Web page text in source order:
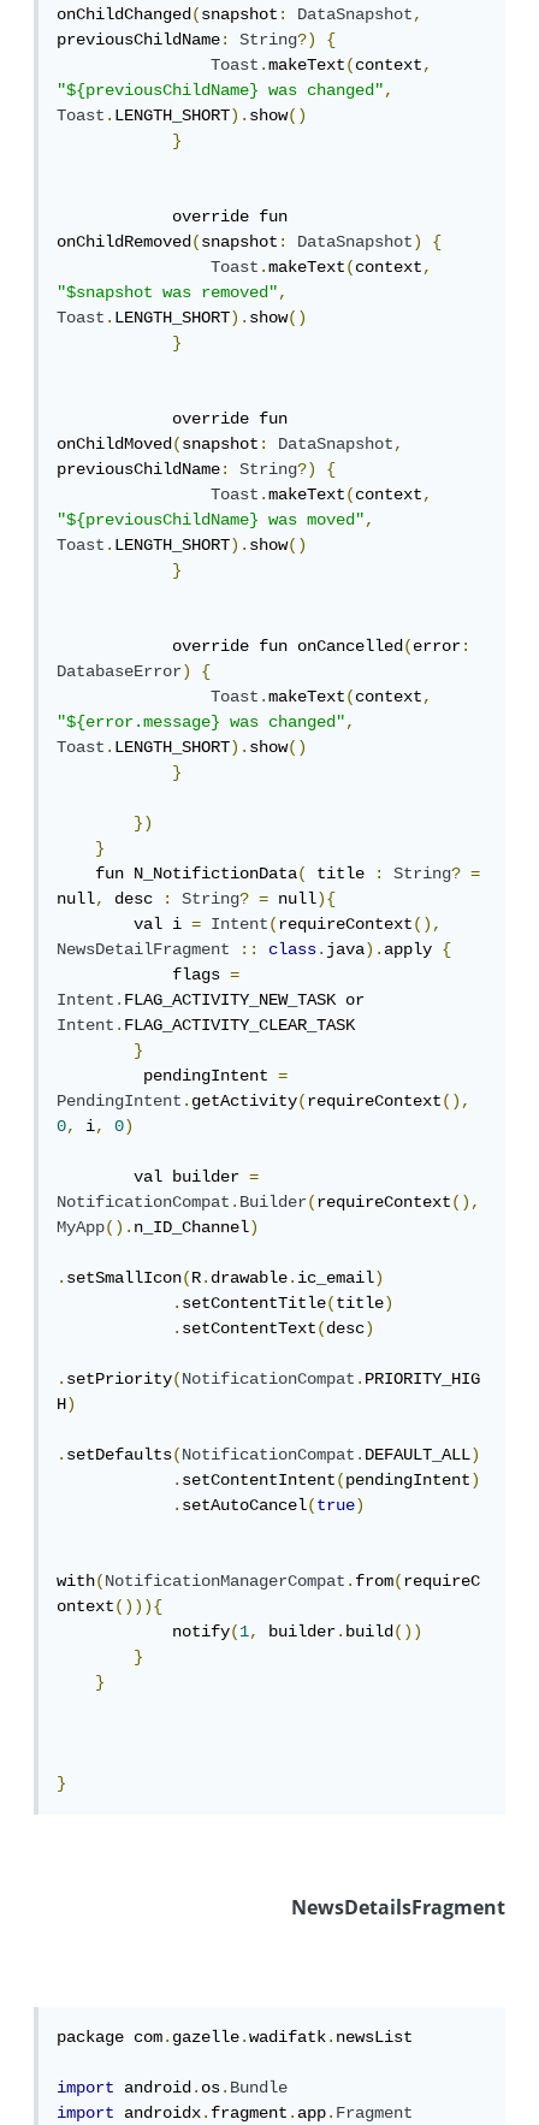
onChildChanged(snapshot: DataSnapshot,
previousChildName: String?)
{
Toast.makeText(context,
"${previousChildName} was changed",
Toast.LENGTH_SHORT).show()
}
            override fun
onChildRemoved(snapshot: DataSnapshot)
{
Toast.makeText(context,
"$snapshot was removed",
Toast.LENGTH_SHORT).show()
}
            override fun
onChildMoved(snapshot: DataSnapshot,
previousChildName: String?)
{
Toast.makeText(context,
"${previousChildName} was moved",
Toast.LENGTH_SHORT).show()
}
            override fun onCancelled
(error:
DatabaseError)
{
Toast.makeText(context,
"${error.message} was changed",
Toast.LENGTH_SHORT).show()
}
})
}
    fun N_NotifictionData
( title : String?
=
null, desc : String? = null){
        val i
= Intent(requireContext(),
NewsDetailFragment
:: class.java).apply {
            flags
=
Intent.
Intent.FLAG_ACTIVITY_CLEAR_TASK
}
         pendingIntent
=
PendingIntent.getActivity(requireContext(),
0, i, 0)
        val builder
=
NotificationCompat.Builder(requireContext(),
MyApp().n_ID_Channel)
.setSmallIcon(R.drawable.ic_email)
.setContentTitle(title)
.setContentText(desc)
.setPriority(NotificationCompat.PRIORITY_HIG
H)
.setDefaults(NotificationCompat.DEFAULT_ALL)
.setContentIntent(pendingIntent)
.setAutoCancel(true)
with(NotificationManagerCompat.from(requireC
ontext())){
            notify
(1, builder.build())
}
}
}
NewsDetailsFragment
package com.gazelle.wadifatk.newsList
import android.os.Bundle
import
androidx.fragment.app.Fragment